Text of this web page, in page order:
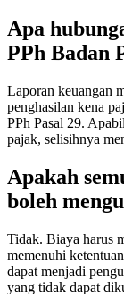
Apa
PPh Badan
Laporan keuangan
penghasilan kena
PPh Pasal 29.
pajak, selisihnya
Apakah
boleh
Tidak. Biaya harus
memenuhi
dapat menjadi
yang tidak dapat